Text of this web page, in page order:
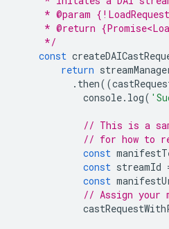
* @param
* @return
     */
const
return
. then((
console. log(
// This is a
// for how to
const
const streamId
const
// Assign your